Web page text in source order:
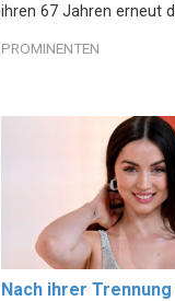
ihren 67 Jahren erneut
PROMINENTEN
Nach ihrer